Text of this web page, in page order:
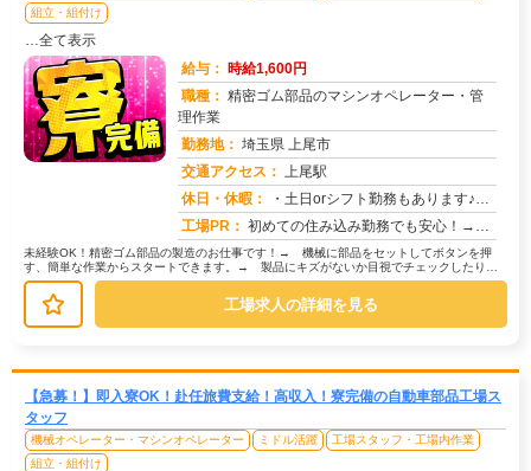
組立・組付け
…全て表示
給与： 時給1,600円
職種： 精密ゴム部品のマシンオペレーター・管
理作業
勤務地： 埼玉県 上尾市
交通アクセス： 上尾駅
休日・休暇：
・土日orシフト勤務もあります♪・長期休暇（GW・夏季・年末年始休暇あり）※会社カレンダーあり※祝日も平日と同様の...
工場PR： 初めての住み込み勤務でも安心！→家具付き寮が初期費用0円で利用可能！ お財布にも優しい環境です。→専属スタッフが...
未経験OK！精密ゴム部品の製造のお仕事です！→ 機械に部品をセットしてボタンを押
す、簡単な作業からスタートできます。→ 製品にキズがないか目視でチェックしたり、
部品を決められた場所に置いたりする...
工場求人の詳細を見る
【急募！】即入寮OK！赴任旅費支給！高収入！寮完備の自動車部品工場ス
タッフ
機械オペレーター・マシンオペレーター ミドル活躍
工場スタッフ・工場内作業
組立・組付け